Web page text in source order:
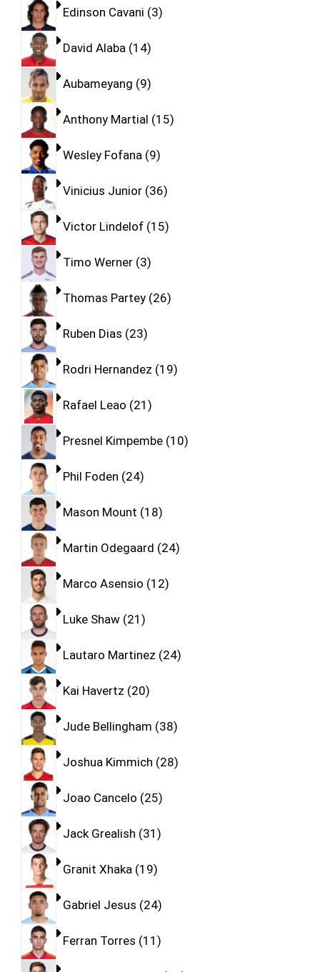
Edinson Cavani 3
David Alaba 14
Aubameyang 9
Anthony Martial 15
Wesley Fofana 9
Vinicius Junior 36
Victor Lindelof 15
Timo Werner 3
Thomas Partey 26
Ruben Dias 23
Rodri Hernandez 19
Rafael Leao 21
Presnel Kimpembe 10
Phil Foden 24
Mason Mount 18
Martin Odegaard 24
Marco Asensio 12
Luke Shaw 21
Lautaro Martinez 24
Kai Havertz 20
Jude Bellingham 38
Joshua Kimmich 28
Joao Cancelo 25
Jack Grealish 31
Granit Xhaka 19
Gabriel Jesus 24
Ferran Torres 11